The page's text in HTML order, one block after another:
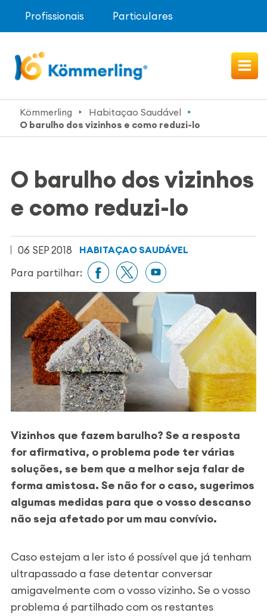
Profissionais Particulares
Kömmerling
Habitaçao Saudável
O barulho dos vizinhos e como reduzi-lo
O barulho dos vizinhos
e como reduzi-lo
06 SEP 2018 HABITAÇAO SAUDÁVEL
Para partilhar:
Vizinhos que fazem barulho? Se a resposta
for afirmativa, o problema pode ter várias
soluções, se bem que a melhor seja falar de
forma amistosa. Se não for o caso, sugerimos
algumas medidas para que o vosso descanso
não seja afetado por um mau convívio.
Caso estejam a ler isto é possível que já tenham
ultrapassado a fase detentar conversar
amigavelmente com o vosso vizinho. Se o vosso
problema é partilhado com os restantes